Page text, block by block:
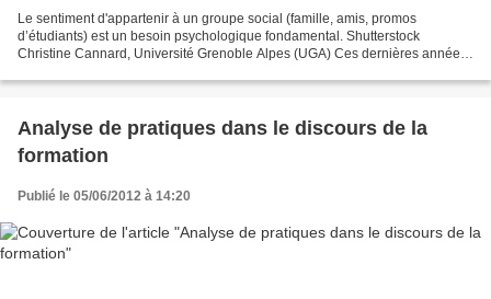
Le sentiment d'appartenir à un groupe social (famille, amis, promos
d’étudiants) est un besoin psychologique fondamental. Shutterstock
Christine Cannard, Université Grenoble Alpes (UGA) Ces dernières années,
Analyse de pratiques dans le discours de la
formation
Publié le 05/06/2012 à 14:20